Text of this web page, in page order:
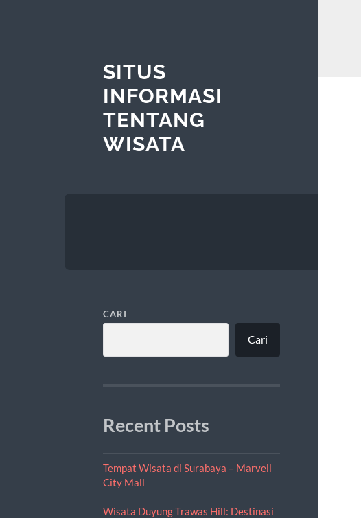
SITUS
INFORMASI
TENTANG
WISATA
CARI
Cari
Recent Posts
Tempat Wisata di Surabaya – Marvell
City Mall
Wisata Duyung Trawas Hill: Destinasi